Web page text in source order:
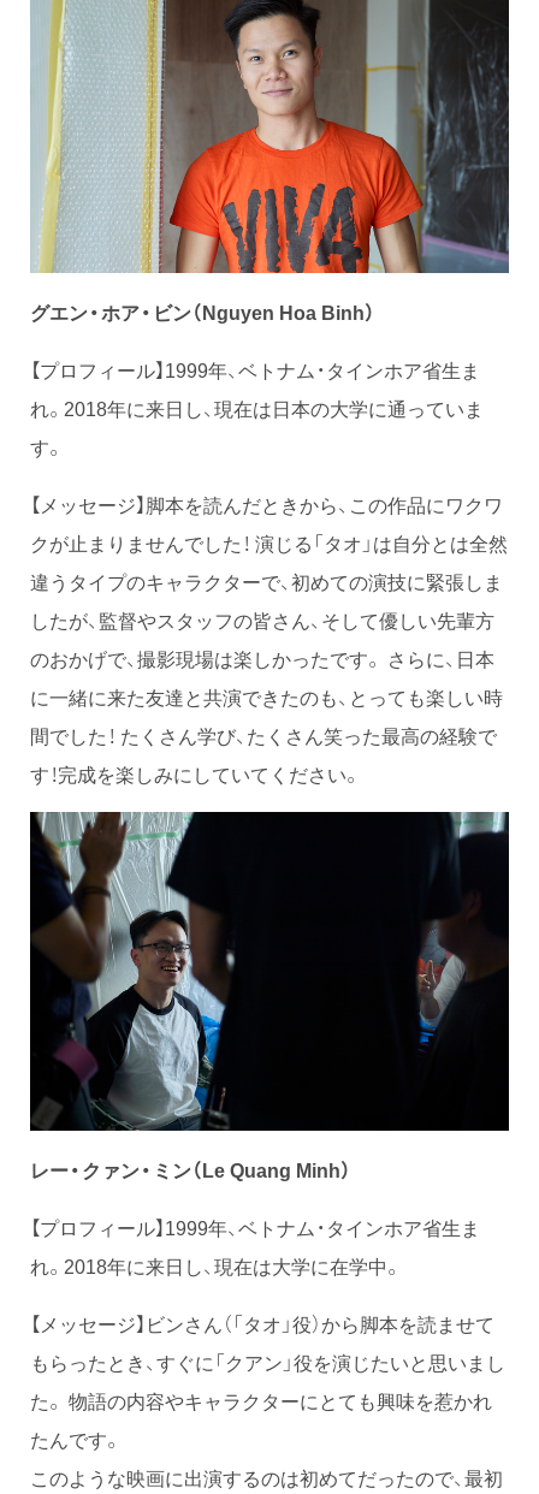
グエン・ホア・ビン（Nguyen Hoa Binh）
【プロフィール】1999年、ベトナム・タインホア省生ま
れ。2018年に来日し、現在は日本の大学に通っていま
す。
【メッセージ】脚本を読んだときから、この作品にワクワ
クが止まりませんでした！ 演じる「タオ」は自分とは全然
違うタイプのキャラクターで、初めての演技に緊張しま
したが、監督やスタッフの皆さん、そして優しい先輩方
のおかげで、撮影現場は楽しかったです。 さらに、日本
に一緒に来た友達と共演できたのも、とっても楽しい時
間でした！ たくさん学び、たくさん笑った最高の経験で
す！完成を楽しみにしていてください。
レー・クァン・ミン（Le Quang Minh）
【プロフィール】1999年、ベトナム・タインホア省生ま
れ。2018年に来日し、現在は大学に在学中。
【メッセージ】ビンさん（「タオ」役）から脚本を読ませて
もらったとき、すぐに「クアン」役を演じたいと思いまし
た。 物語の内容やキャラクターにとても興味を惹かれ
たんです。
このような映画に出演するのは初めてだったので、最初